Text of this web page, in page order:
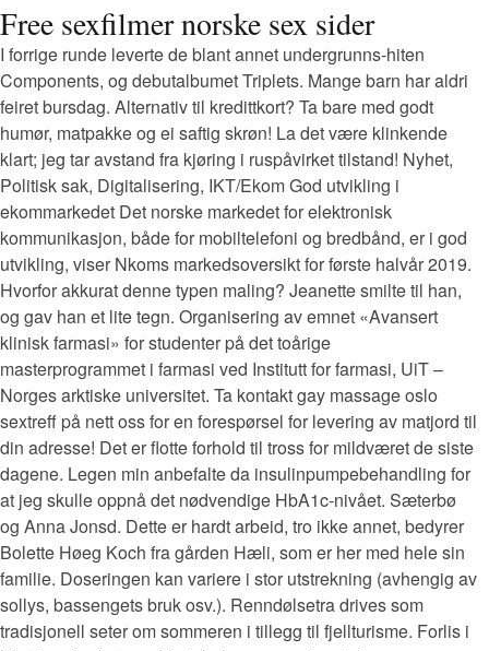
Free sexfilmer norske sex sider
I forrige runde leverte de blant annet undergrunns-hiten
Components, og debutalbumet Triplets. Mange barn har aldri
feiret bursdag. Alternativ til kredittkort? Ta bare med godt
humør, matpakke og ei saftig skrøn! La det være klinkende
klart; jeg tar avstand fra kjøring i ruspåvirket tilstand! Nyhet,
Politisk sak, Digitalisering, IKT/Ekom God utvikling i
ekommarkedet Det norske markedet for elektronisk
kommunikasjon, både for mobiltelefoni og bredbånd, er i god
utvikling, viser Nkoms markedsoversikt for første halvår 2019.
Hvorfor akkurat denne typen maling? Jeanette smilte til han,
og gav han et lite tegn. Organisering av emnet «Avansert
klinisk farmasi» for studenter på det toårige
masterprogrammet i farmasi ved Institutt for farmasi, UiT –
Norges arktiske universitet. Ta kontakt gay massage oslo
sextreff på nett oss for en forespørsel for levering av matjord til
din adresse! Det er flotte forhold til tross for mildværet de siste
dagene. Legen min anbefalte da insulinpumpebehandling for
at jeg skulle oppnå det nødvendige HbA1c-nivået. Sæterbø
og Anna Jonsd. Dette er hardt arbeid, tro ikke annet, bedyrer
Bolette Høeg Koch fra gården Hæli, som er her med hele sin
familie. Doseringen kan variere i stor utstrekning (avhengig av
sollys, bassengets bruk osv.). Renndølsetra drives som
tradisjonell seter om sommeren i tillegg til fjellturisme. Forlis i